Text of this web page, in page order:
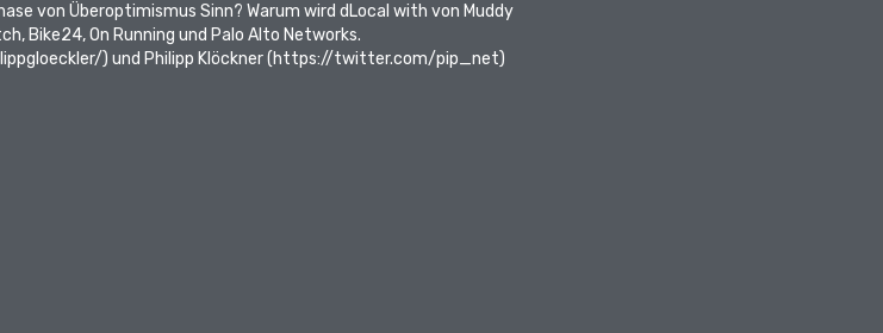
von Überoptimismus Sinn? Warum wird dLocal with von Muddy
Bike24, On Running und Palo Alto Networks.
) und Philipp Klöckner (https://twitter.com/pip_net)